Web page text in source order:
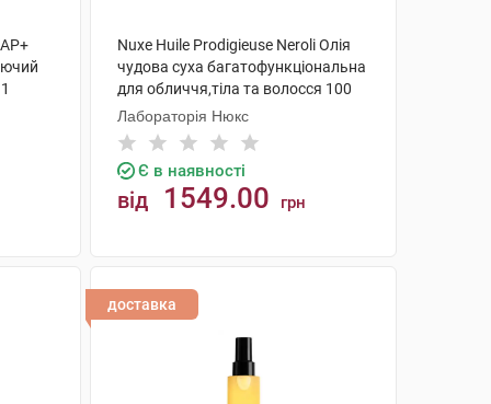
Nuxe Huile Prodigieuse Neroli Олія
чудова суха багатофункціональна
для обличчя,тіла та волосся 100
мл 1 флакон
Лабораторія Нюкс
Є в наявності
від 1549.00 грн
доставка